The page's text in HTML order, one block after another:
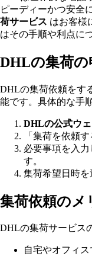
ピーディーかつ安全
荷サービス はお客様
はその手順や利点に
DHLの集荷の
DHLの集荷依頼をす
能です。具体的な手
DHLの公式ウェ
「集荷を依頼
必要事項を入
す。
集荷希望日時を
集荷依頼のメ
DHLの集荷サービス
自宅やオフィ